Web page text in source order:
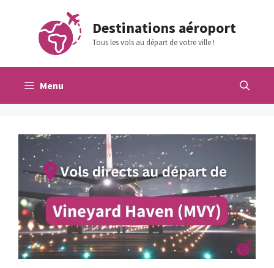
contenu
Destinations aéroport
Tous les vols au départ de votre ville !
Menu